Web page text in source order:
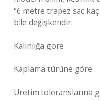
“6 metre trapez sac
bile değişkendir:
Kalınlığa göre
Kaplama türüne göre
Üretim toleranslarına